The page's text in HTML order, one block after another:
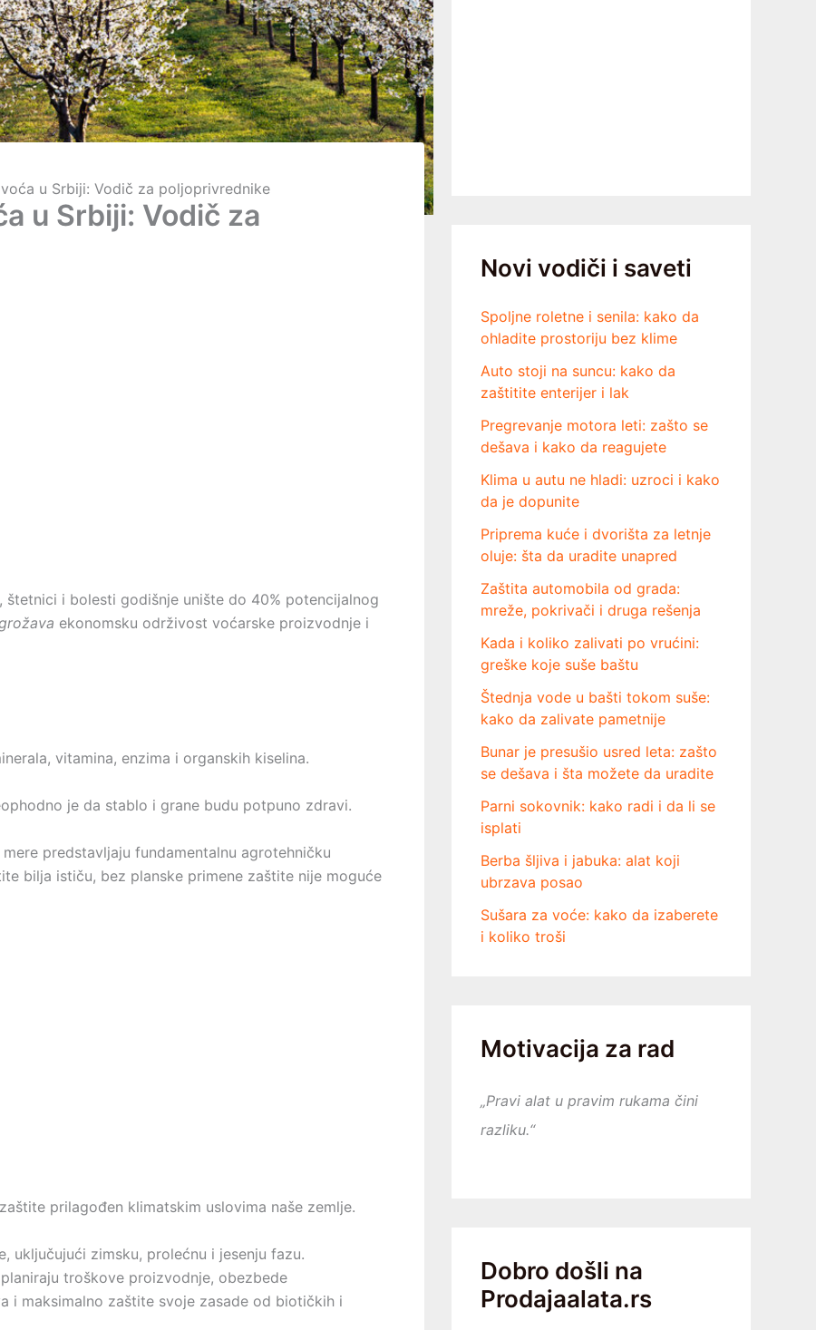
u Srbiji: Vodič za poljoprivrednike
u Srbiji: Vodič za
i bolesti godišnje unište do 40% potencijalnog
ekonomsku održivost voćarske proizvodnje i
vitamina, enzima i organskih kiselina.
je da stablo i grane budu potpuno zdravi.
predstavljaju fundamentalnu agrotehničku
bilja ističu, bez planske primene zaštite nije moguće
prilagođen klimatskim uslovima naše zemlje.
uključujući zimsku, prolećnu i jesenju fazu.
troškove proizvodnje, obezbede
i maksimalno zaštite svoje zasade od biotičkih i
Novi vodiči i saveti
Spoljne roletne i senila: kako da
ohladite prostoriju bez klime
Auto stoji na suncu: kako da
zaštitite enterijer i lak
Pregrevanje motora leti: zašto se
dešava i kako da reagujete
Klima u autu ne hladi: uzroci i kako
da je dopunite
Priprema kuće i dvorišta za letnje
oluje: šta da uradite unapred
Zaštita automobila od grada:
mreže, pokrivači i druga rešenja
Kada i koliko zalivati po vrućini:
greške koje suše baštu
Štednja vode u bašti tokom suše:
kako da zalivate pametnije
Bunar je presušio usred leta: zašto
se dešava i šta možete da uradite
Parni sokovnik: kako radi i da li se
isplati
Berba šljiva i jabuka: alat koji
ubrzava posao
Sušara za voće: kako da izaberete
i koliko troši
Motivacija za rad
„Pravi alat u pravim rukama čini
razliku.“
Dobro došli na
Prodajaalata.rs